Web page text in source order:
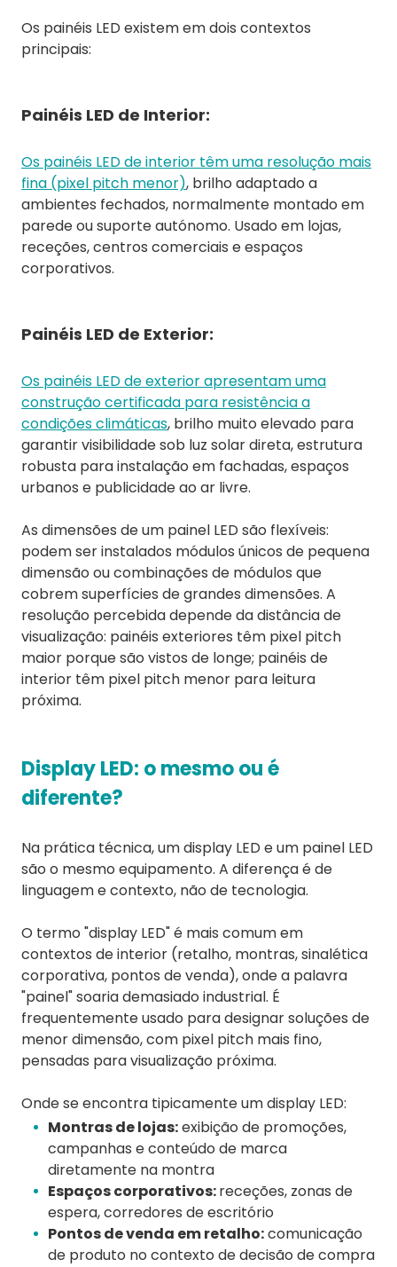
Os painéis LED existem em dois contextos
principais:
Painéis LED de Interior:
Os painéis LED de interior têm uma resolução mais
fina (pixel pitch menor), brilho adaptado a
ambientes fechados, normalmente montado em
parede ou suporte autónomo. Usado em lojas,
receções, centros comerciais e espaços
corporativos.
Painéis LED de Exterior:
Os painéis LED de exterior apresentam uma
construção certificada para resistência a
condições climáticas, brilho muito elevado para
garantir visibilidade sob luz solar direta, estrutura
robusta para instalação em fachadas, espaços
urbanos e publicidade ao ar livre.
As dimensões de um painel LED são flexíveis:
podem ser instalados módulos únicos de pequena
dimensão ou combinações de módulos que
cobrem superfícies de grandes dimensões. A
resolução percebida depende da distância de
visualização: painéis exteriores têm pixel pitch
maior porque são vistos de longe; painéis de
interior têm pixel pitch menor para leitura
próxima.
Display LED: o mesmo ou é
diferente?
Na prática técnica, um display LED e um painel LED
são o mesmo equipamento. A diferença é de
linguagem e contexto, não de tecnologia.
O termo "display LED" é mais comum em
contextos de interior (retalho, montras, sinalética
corporativa, pontos de venda), onde a palavra
"painel" soaria demasiado industrial. É
frequentemente usado para designar soluções de
menor dimensão, com pixel pitch mais fino,
pensadas para visualização próxima.
Onde se encontra tipicamente um display LED:
Montras de lojas:exibição de promoções,
campanhas e conteúdo de marca
diretamente na montra
Espaços corporativos:receções, zonas de
espera, corredores de escritório
Pontos de venda em retalho:comunicação
de produto no contexto de decisão de compra